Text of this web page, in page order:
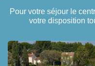
Pour votre séjour le
votre disposition